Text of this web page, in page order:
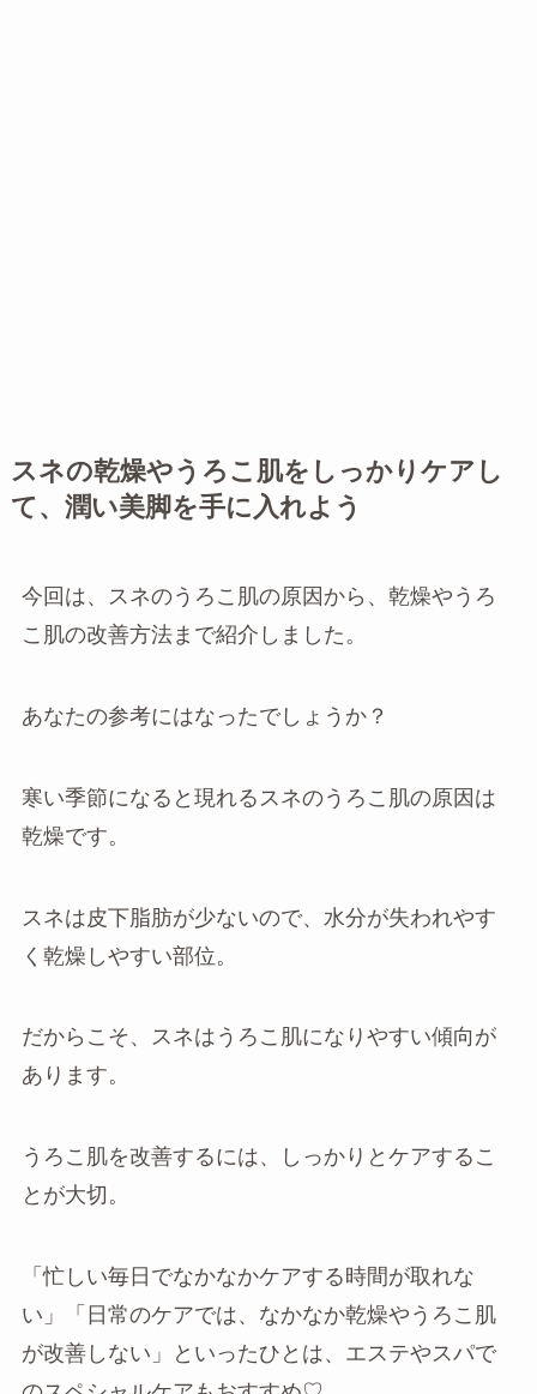
スネの乾燥やうろこ肌をしっかりケアし
て、潤い美脚を手に入れよう
今回は、スネのうろこ肌の原因から、乾燥やうろ
こ肌の改善方法まで紹介しました。
あなたの参考にはなったでしょうか？
寒い季節になると現れるスネのうろこ肌の原因は
乾燥です。
スネは皮下脂肪が少ないので、水分が失われやす
く乾燥しやすい部位。
だからこそ、スネはうろこ肌になりやすい傾向が
あります。
うろこ肌を改善するには、しっかりとケアするこ
とが大切。
「忙しい毎日でなかなかケアする時間が取れな
い」「日常のケアでは、なかなか乾燥やうろこ肌
が改善しない」といったひとは、エステやスパで